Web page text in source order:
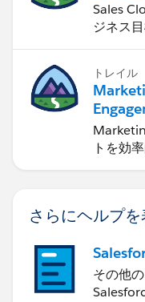
Sales
ジネス
トレイル
の管理
トを効
さらにヘルプ
その他